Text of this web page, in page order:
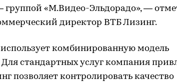
«М.Видео-Эльдорадо», —
директор ВТБ Лизинг.
комбинированную модель
стандартных услуг компания
позволяет контролировать качество